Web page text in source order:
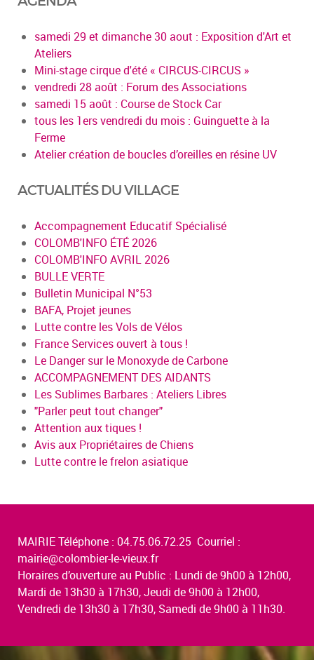
samedi 29 et dimanche 30 aout : Exposition d'Art et
Ateliers
Mini-stage cirque d'été « CIRCUS-CIRCUS »
vendredi 28 août : Forum des Associations
samedi 15 août : Course de Stock Car
tous les 1ers vendredi du mois : Guinguette à la
Ferme
Atelier création de boucles d’oreilles en résine UV
ACTUALITÉS DU VILLAGE
Accompagnement Educatif Spécialisé
COLOMB'INFO ÉTÉ 2026
COLOMB'INFO AVRIL 2026
BULLE VERTE
Bulletin Municipal N°53
BAFA, Projet jeunes
Lutte contre les Vols de Vélos
France Services ouvert à tous !
Le Danger sur le Monoxyde de Carbone
ACCOMPAGNEMENT DES AIDANTS
Les Sublimes Barbares : Ateliers Libres
"Parler peut tout changer"
Attention aux tiques !
Avis aux Propriétaires de Chiens
Lutte contre le frelon asiatique
MAIRIE Téléphone : 04.75.06.72.25 Courriel :
mairie@colombier-le-vieux.fr
Horaires d’ouverture au Public : Lundi de 9h00 à 12h00,
Mardi de 13h30 à 17h30, Jeudi de 9h00 à 12h00,
Vendredi de 13h30 à 17h30, Samedi de 9h00 à 11h30.